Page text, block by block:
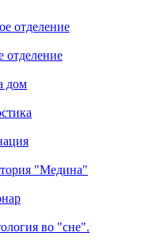
отделение
отделение
дом
"Медина"
во "сне".